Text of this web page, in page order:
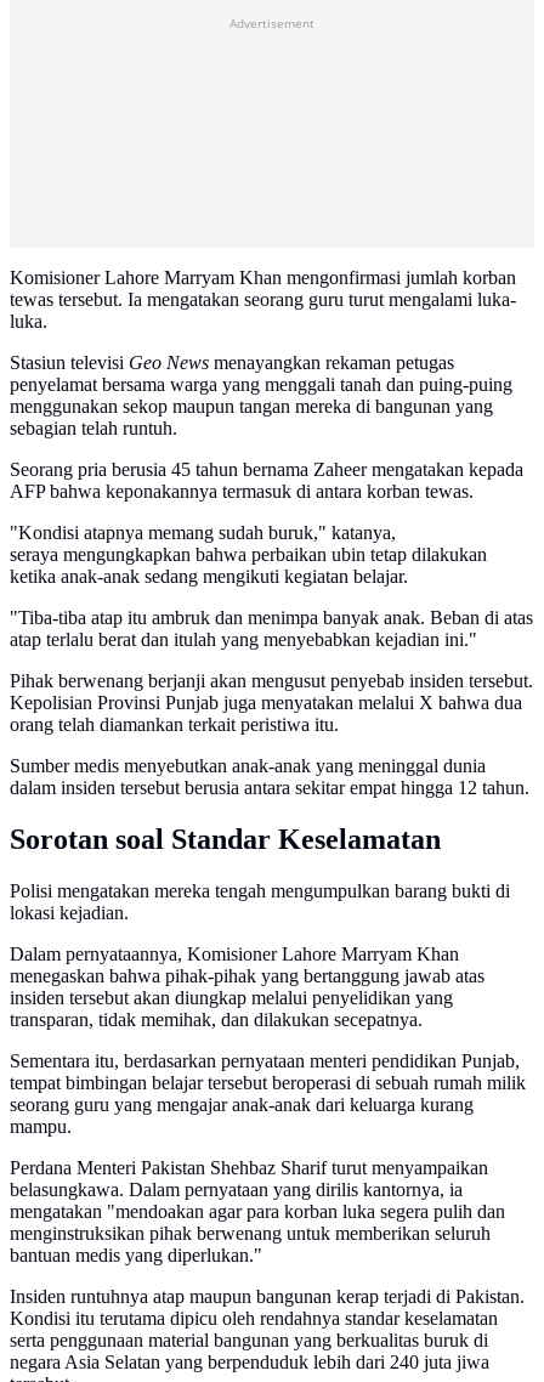
Advertisement
Komisioner Lahore Marryam Khan mengonfirmasi jumlah korban
tewas tersebut. Ia mengatakan seorang guru turut mengalami luka-
luka.
Stasiun televisi Geo News menayangkan rekaman petugas
penyelamat bersama warga yang menggali tanah dan puing-puing
menggunakan sekop maupun tangan mereka di bangunan yang
sebagian telah runtuh.
Seorang pria berusia 45 tahun bernama Zaheer mengatakan kepada
AFP bahwa keponakannya termasuk di antara korban tewas.
"Kondisi atapnya memang sudah buruk," katanya,
seraya mengungkapkan bahwa perbaikan ubin tetap dilakukan
ketika anak-anak sedang mengikuti kegiatan belajar.
"Tiba-tiba atap itu ambruk dan menimpa banyak anak. Beban di atas
atap terlalu berat dan itulah yang menyebabkan kejadian ini."
Pihak berwenang berjanji akan mengusut penyebab insiden tersebut.
Kepolisian Provinsi Punjab juga menyatakan melalui X bahwa dua
orang telah diamankan terkait peristiwa itu.
Sumber medis menyebutkan anak-anak yang meninggal dunia
dalam insiden tersebut berusia antara sekitar empat hingga 12 tahun.
Sorotan soal Standar Keselamatan
Polisi mengatakan mereka tengah mengumpulkan barang bukti di
lokasi kejadian.
Dalam pernyataannya, Komisioner Lahore Marryam Khan
menegaskan bahwa pihak-pihak yang bertanggung jawab atas
insiden tersebut akan diungkap melalui penyelidikan yang
transparan, tidak memihak, dan dilakukan secepatnya.
Sementara itu, berdasarkan pernyataan menteri pendidikan Punjab,
tempat bimbingan belajar tersebut beroperasi di sebuah rumah milik
seorang guru yang mengajar anak-anak dari keluarga kurang
mampu.
Perdana Menteri Pakistan Shehbaz Sharif turut menyampaikan
belasungkawa. Dalam pernyataan yang dirilis kantornya, ia
mengatakan "mendoakan agar para korban luka segera pulih dan
menginstruksikan pihak berwenang untuk memberikan seluruh
bantuan medis yang diperlukan."
Insiden runtuhnya atap maupun bangunan kerap terjadi di Pakistan.
Kondisi itu terutama dipicu oleh rendahnya standar keselamatan
serta penggunaan material bangunan yang berkualitas buruk di
negara Asia Selatan yang berpenduduk lebih dari 240 juta jiwa